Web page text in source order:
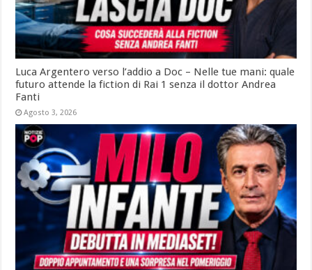
Luca Argentero verso l’addio a Doc – Nelle tue mani: quale
futuro attende la fiction di Rai 1 senza il dottor Andrea
Fanti
Agosto 3, 2026